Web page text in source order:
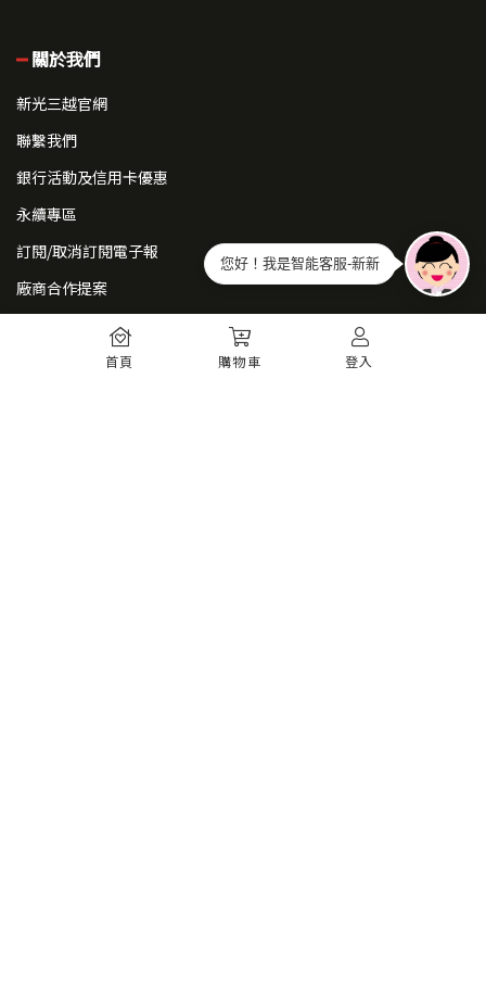
關於我們
新光三越官網
聯繫我們
銀行活動及信用卡優惠
永續專區
訂閱/取消訂閱電子報
廠商合作提案
首頁 購物車 登入
您好！我是智能客服-新新